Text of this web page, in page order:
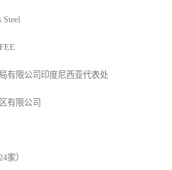
Steel
有限公司印度尼西亚代表处
有限公司
家）